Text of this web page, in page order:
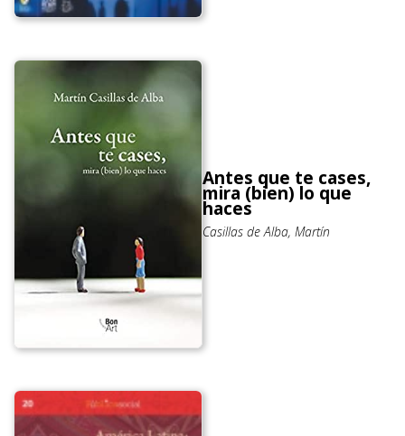
Antes que te cases,
mira (bien) lo que
haces
Casillas de Alba, Martín